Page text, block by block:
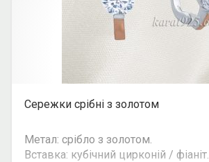
Сережки срібні з золотом
Метал: срібло з золотом.
Вставка: кубічний цирконій / фіаніт.